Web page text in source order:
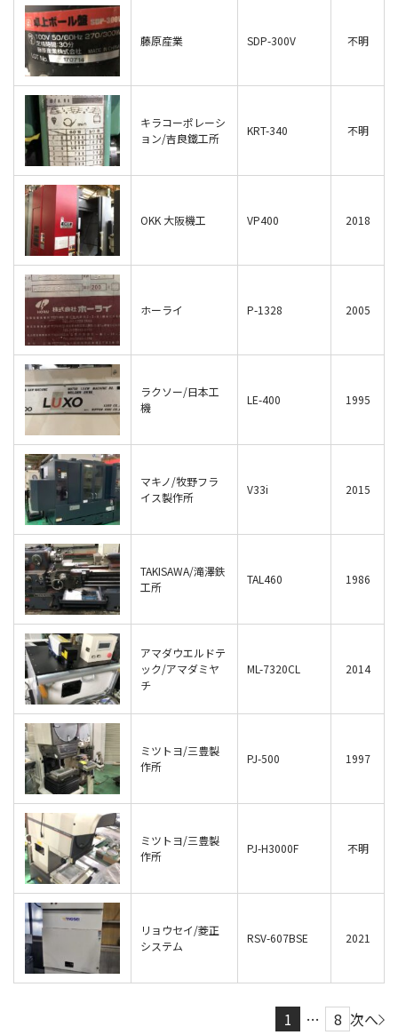
藤原産業 SDP-300V 不明
キラコーポレーシ
ョン/吉良鐵工所
KRT-340 不明
OKK 大阪機工 VP400 2018
ホーライ P-1328 2005
ラクソー/日本工
機
LE-400 1995
マキノ/牧野フラ
イス製作所
V33i 2015
TAKISAWA/滝澤鉄
工所
TAL460 1986
アマダウエルドテ
ック/アマダミヤ
チ
ML-7320CL 2014
ミツトヨ/三豊製
作所
PJ-500 1997
ミツトヨ/三豊製
作所
PJ-H3000F 不明
リョウセイ/菱正
システム
RSV-607BSE 2021
1 … 8 次へ